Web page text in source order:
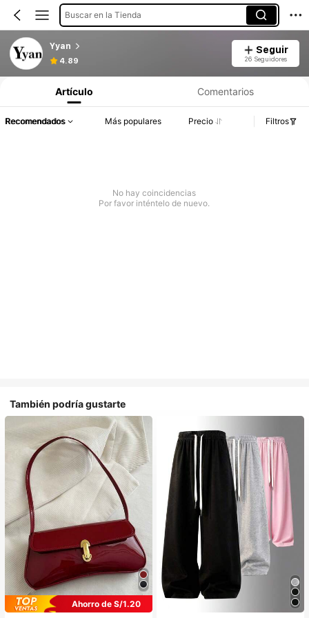
Buscar en la Tienda
Yyan
4.89
Seguir
26 Seguidores
Artículo Comentarios
Recomendados Más populares Precio Filtros
No hay coincidencias
Por favor inténtelo de nuevo.
También podría gustarte
Ahorro de S/1.20